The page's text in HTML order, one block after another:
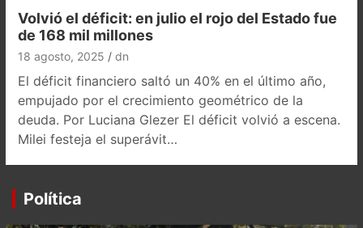
Volvió el déficit: en julio el rojo del Estado fue
de 168 mil millones
18 agosto, 2025 dn
El déficit financiero saltó un 40% en el último año,
empujado por el crecimiento geométrico de la
deuda. Por Luciana Glezer El déficit volvió a escena.
Milei festeja el superávit…
Política